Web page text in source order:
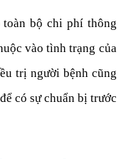
bộ chi phí thông
vào tình trạng của
trị người bệnh cũng
có sự chuẩn bị trước